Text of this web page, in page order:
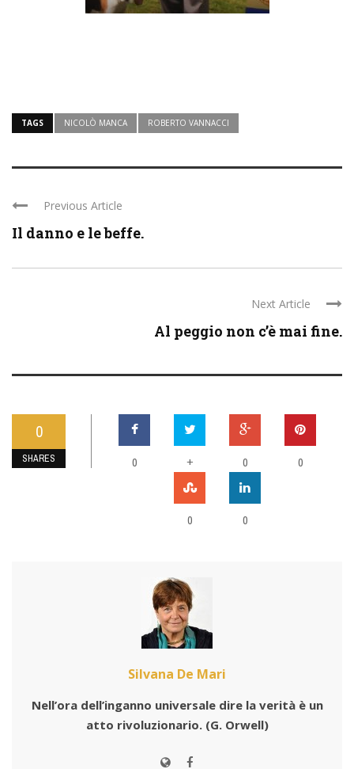
TAGS NICOLÒ MANCA ROBERTO VANNACCI
Previous Article
Il danno e le beffe.
Next Article
Al peggio non c’è mai fine.
0
SHARES 0 + 0 0
0 0
Silvana De Mari
Nell’ora dell’inganno universale dire la verità è un
atto rivoluzionario. (G. Orwell)